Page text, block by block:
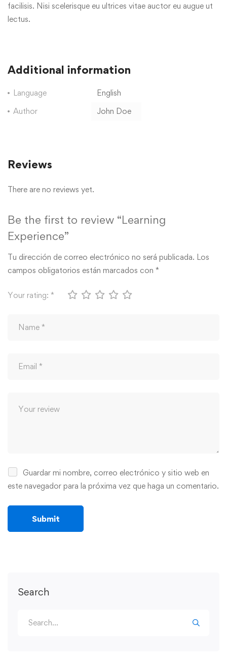
Search
facilisis. Nisi scelerisque eu ultrices vitae auctor eu augue ut
lectus.
Additional information
Language
English
Author
John Doe
Reviews
There are no reviews yet.
Be the first to review “Learning
Experience”
Tu dirección de correo electrónico no será publicada. Los
campos obligatorios están marcados con *
Your rating: *
Guardar mi nombre, correo electrónico y sitio web en
este navegador para la próxima vez que haga un comentario.